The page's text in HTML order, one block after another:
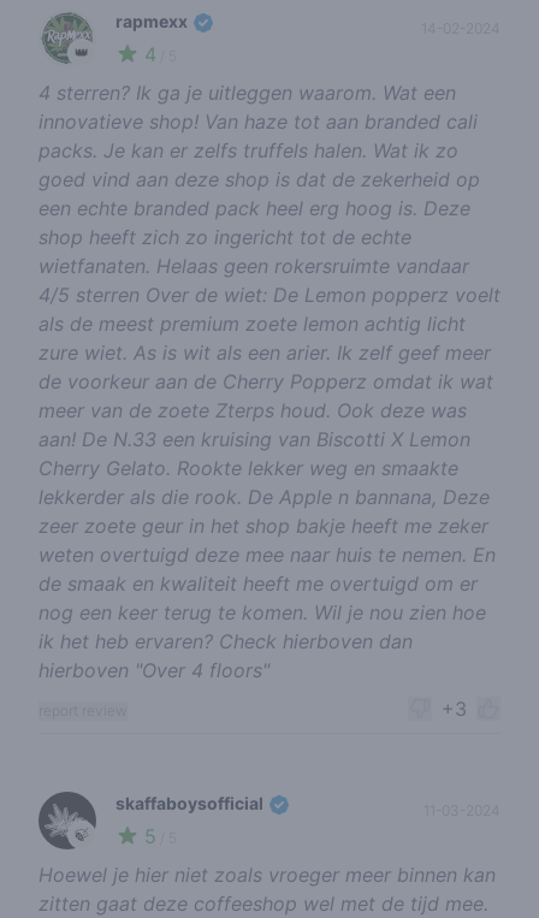
👑
rapmexx
4
4 sterren? Ik ga je uitleggen waarom. Wat een
innovatieve shop! Van haze tot aan branded cali
packs. Je kan er zelfs truffels halen. Wat ik zo
goed vind aan deze shop is dat de zekerheid op
een echte branded pack heel erg hoog is. Deze
shop heeft zich zo ingericht tot de echte
wietfanaten. Helaas geen rokersruimte vandaar
4/5 sterren Over de wiet: De Lemon popperz voelt
als de meest premium zoete lemon achtig licht
zure wiet. As is wit als een arier. Ik zelf geef meer
de voorkeur aan de Cherry Popperz omdat ik wat
meer van de zoete Zterps houd. Ook deze was
aan! De N.33 een kruising van Biscotti X Lemon
Cherry Gelato. Rookte lekker weg en smaakte
lekkerder als die rook. De Apple n bannana, Deze
zeer zoete geur in het shop bakje heeft me zeker
weten overtuigd deze mee naar huis te nemen. En
de smaak en kwaliteit heeft me overtuigd om er
nog een keer terug te komen. Wil je nou zien hoe
ik het heb ervaren? Check hierboven dan
hierboven "Over 4 floors"
+3
🍃
skaffaboysofficial
5
11-03-2024
Hoewel je hier niet zoals vroeger meer binnen kan
zitten gaat deze coffeeshop wel met de tijd mee.